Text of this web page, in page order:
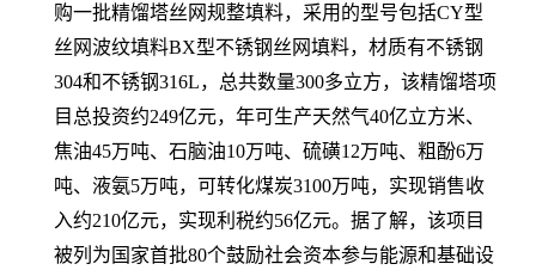
购一批精馏塔丝网规整填料，采用的型号包括CY型
丝网波纹填料BX型不锈钢丝网填料，材质有不锈钢
304和不锈钢316L，总共数量300多立方，该精馏塔项
目总投资约249亿元，年可生产天然气40亿立方米、
焦油45万吨、石脑油10万吨、硫磺12万吨、粗酚6万
吨、液氨5万吨，可转化煤炭3100万吨，实现销售收
入约210亿元，实现利税约56亿元。据了解，该项目
被列为国家首批80个鼓励社会资本参与能源和基础设